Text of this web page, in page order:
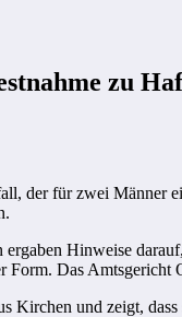
zu
der für zwei Männer
Hinweise
Form. Das
und zeigt,